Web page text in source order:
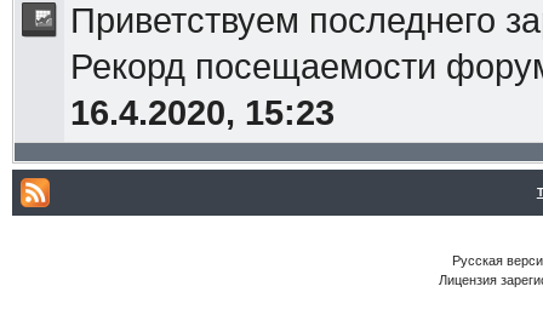
Приветствуем последнего
Рекорд посещаемости
16.4.2020, 15:23
Русская
Лицензия